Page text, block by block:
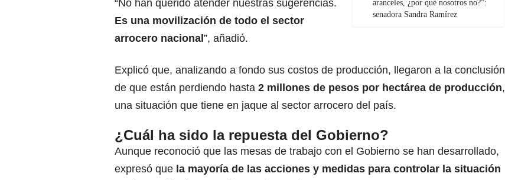
aranceles, ¿por qué nosotros no?”:
senadora Sandra Ramírez
“No han querido atender nuestras sugerencias.
Es una movilización de todo el sector
arrocero nacional ”, añadió.
Explicó que, analizando a fondo sus costos de producción, llegaron a la conclusión
de que están perdiendo hasta 2 millones de pesos por hectárea de producción,
una situación que tiene en jaque al sector arrocero del país.
¿Cuál ha sido la repuesta del Gobierno?
Aunque reconoció que las mesas de trabajo con el Gobierno se han desarrollado,
expresó que la mayoría de las acciones y medidas para controlar la situación